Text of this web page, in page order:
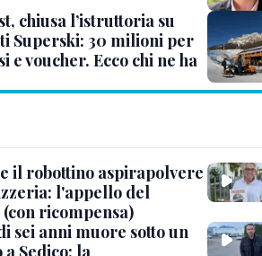
chiusa l’istruttoria su
Superski: 30 milioni per
e voucher. Ecco chi ne ha
il robottino aspirapolvere
l'appello del
ricompensa)
sei anni muore sotto un
Sedico: la